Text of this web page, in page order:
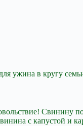
ужина в кругу
с капустой и